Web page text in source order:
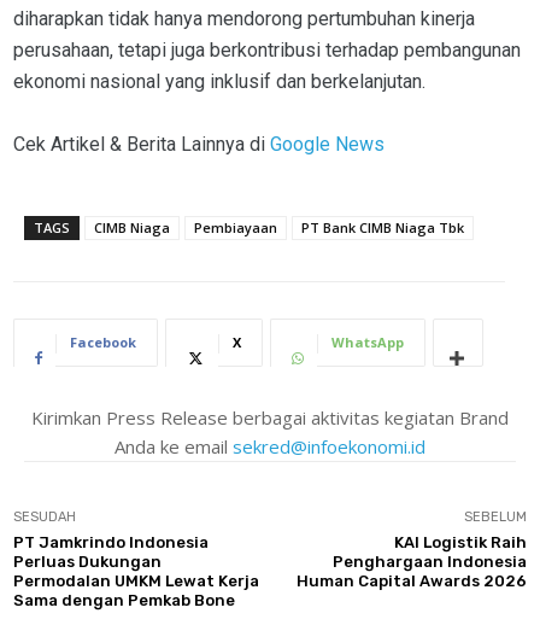
diharapkan tidak hanya mendorong pertumbuhan kinerja
perusahaan, tetapi juga berkontribusi terhadap pembangunan
ekonomi nasional yang inklusif dan berkelanjutan.
Cek Artikel & Berita Lainnya di Google News
TAGS CIMB Niaga Pembiayaan PT Bank CIMB Niaga Tbk
Facebook X WhatsApp
Kirimkan Press Release berbagai aktivitas kegiatan Brand
Anda ke email sekred@infoekonomi.id
SESUDAH
PT Jamkrindo Indonesia
Perluas Dukungan
Permodalan UMKM Lewat Kerja
Sama dengan Pemkab Bone
SEBELUM
KAI Logistik Raih
Penghargaan Indonesia
Human Capital Awards 2026